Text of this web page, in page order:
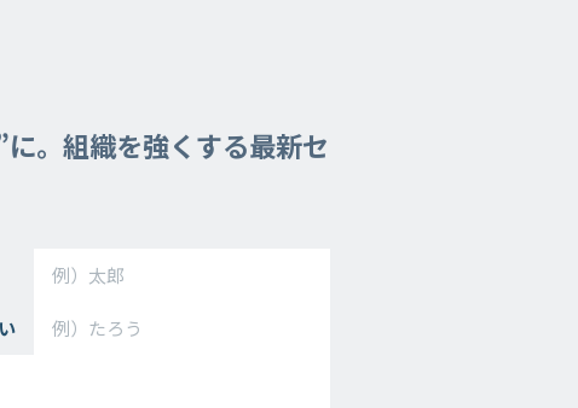
。組織を強くする最新セ